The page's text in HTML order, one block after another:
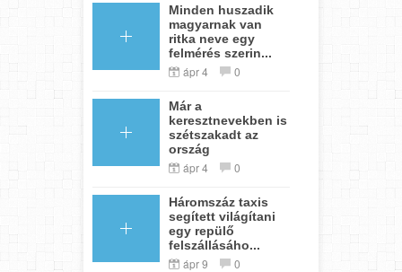
Minden huszadik
magyarnak van
ritka neve egy
felmérés szerin...
ápr 4 0
Már a
keresztnevekben is
szétszakadt az
ország
ápr 4 0
Háromszáz taxis
segített világítani
egy repülő
felszállásáho...
ápr 9 0